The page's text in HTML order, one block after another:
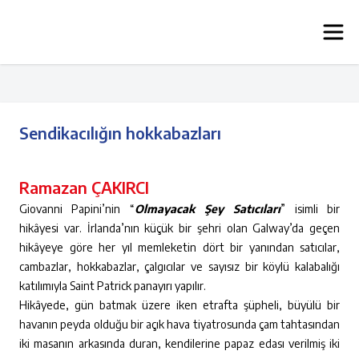
Sendikacılığın hokkabazları
Ramazan ÇAKIRCI
Giovanni Papini’nin “Olmayacak Şey Satıcıları” isimli bir
hikâyesi var. İrlanda’nın küçük bir şehri olan Galway’da geçen
hikâyeye göre her yıl memleketin dört bir yanından satıcılar,
cambazlar, hokkabazlar, çalgıcılar ve sayısız bir köylü kalabalığı
katılımıyla Saint Patrick panayırı yapılır.
Hikâyede, gün batmak üzere iken etrafta şüpheli, büyülü bir
havanın peyda olduğu bir açık hava tiyatrosunda çam tahtasından
iki masanın arkasında duran, kendilerine papaz edası verilmiş iki